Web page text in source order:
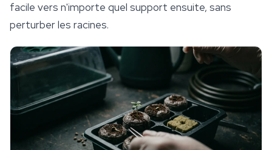
facile vers n'importe quel support ensuite, sans
perturber les racines.